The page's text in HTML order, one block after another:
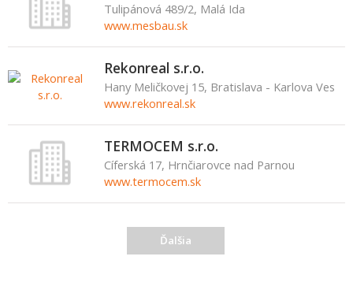
Tulipánová 489/2, Malá Ida
www.mesbau.sk
Rekonreal s.r.o.
Hany Meličkovej 15, Bratislava - Karlova Ves
www.rekonreal.sk
TERMOCEM s.r.o.
Cíferská 17, Hrnčiarovce nad Parnou
www.termocem.sk
Ďalšia